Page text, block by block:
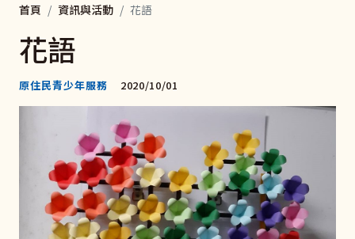
首頁 資訊與活動 花語
花語
原住民青少年服務 2020/10/01